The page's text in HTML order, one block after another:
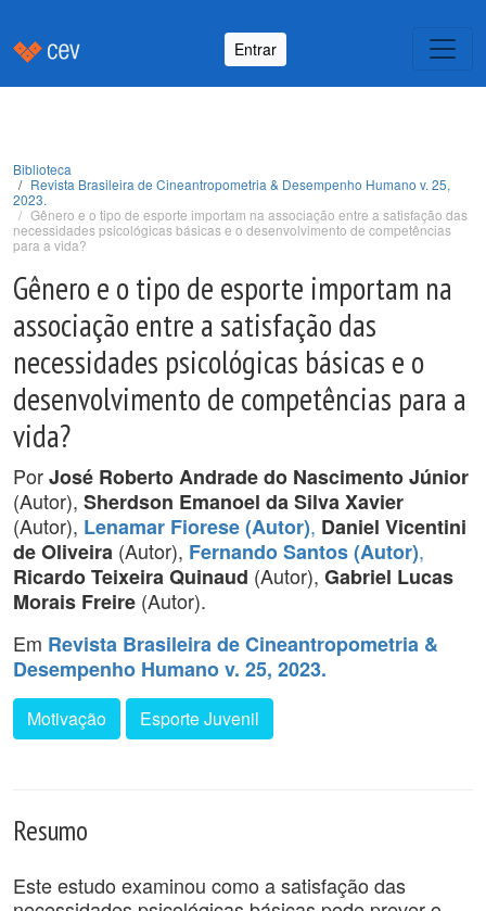
Entrar
Biblioteca
Revista Brasileira de Cineantropometria & Desempenho Humano v. 25,
2023.
Gênero e o tipo de esporte importam na associação entre a satisfação das
necessidades psicológicas básicas e o desenvolvimento de competências
para a vida?
Gênero e o tipo de esporte importam na
associação entre a satisfação das
necessidades psicológicas básicas e o
desenvolvimento de competências para a
vida?
PorJosé Roberto Andrade do Nascimento Júnior
(Autor), Sherdson Emanoel da Silva Xavier
(Autor), Lenamar Fiorese (Autor), Daniel Vicentini
de Oliveira (Autor), Fernando Santos (Autor),
Ricardo Teixeira Quinaud (Autor), Gabriel Lucas
Morais Freire (Autor).
Em Revista Brasileira de Cineantropometria &
Desempenho Humano v. 25, 2023.
Motivação Esporte Juvenil
Resumo
Este estudo examinou como a satisfação das